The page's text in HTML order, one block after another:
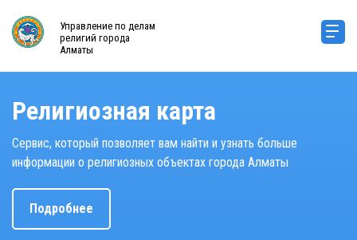
Управление по делам
религий города
Алматы
Религиозная карта
Сервис, который позволяет вам найти и узнать больше
информации о религиозных объектах города Алматы
Подробнее